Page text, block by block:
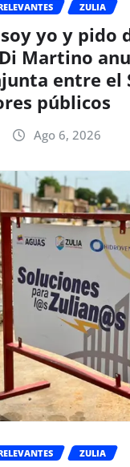
ZULIA
yo y pido
Martino
entre el
públicos
Ago 6, 2026
ZULIA